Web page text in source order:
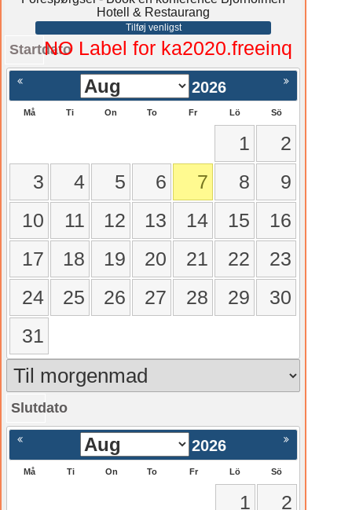
Hotell & Restaurang
Tilføj venligst
StartdatoNO Label for ka2020.freeinq
2026
Må Ti On To Fr Lö Sö
1
2
3
4 5 6 7 8
9
10
11 12 13 14 15
16
17
18 19 20 21 22
23
24
25 26 27 28 29
30
31
Slutdato
Nästa >
2026
Må Ti On To Fr Lö Sö
1
2